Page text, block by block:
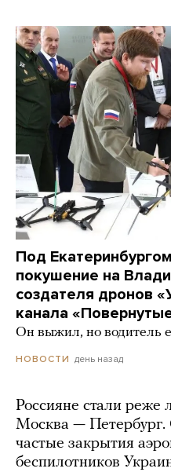
Под
покушение на
создателя дронов
канала
Он выжил, но водитель
НОВОСТИ день назад
Россияне стали реже
Москва —
частые закрытия
беспилотников